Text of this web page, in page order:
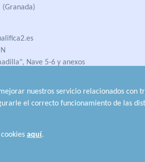
Nave 5-6 y anexos
nuestros servicio relacionados con
el correcto funcionamiento de las
aquí.